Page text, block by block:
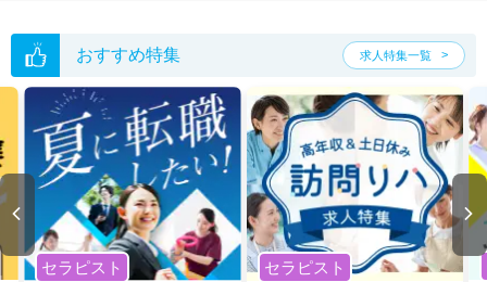
い。
おすすめ特集 求人特集一覧
セラピスト セラピスト